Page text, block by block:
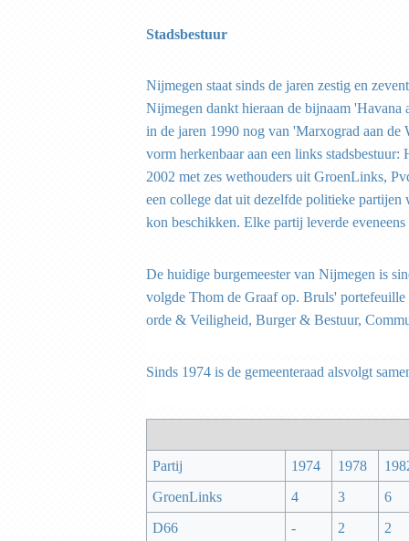
Stadsbestuur
Nijmegen staat sinds de jaren zestig en
Nijmegen dankt hieraan de bijnaam
in de jaren 1990 nog van 'Marxograd aan de
vorm herkenbaar aan een links
2002 met zes wethouders uit GroenLinks,
een college dat uit dezelfde politieke partijen
kon beschikken. Elke partij leverde
De huidige burgemeester van Nijmegen is
volgde Thom de Graaf op. Bruls'
orde & Veiligheid, Burger & Bestuur,
Sinds 1974 is de gemeenteraad alsvolgt
Partij 1974 1978
GroenLinks
4 3
6
D66
- 2
2